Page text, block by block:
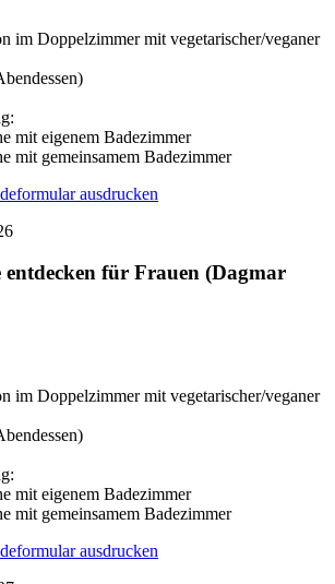
im Doppelzimmer mit vegetarischer/veganer
mit eigenem Badezimmer
mit gemeinsamem Badezimmer
ausdrucken
entdecken für Frauen (Dagmar
im Doppelzimmer mit vegetarischer/veganer
mit eigenem Badezimmer
mit gemeinsamem Badezimmer
ausdrucken